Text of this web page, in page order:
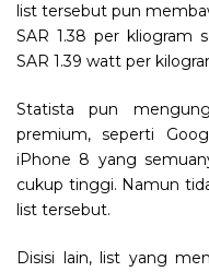
list tersebut pun
SAR 1.38 per kliogram
SAR 1.39 watt per
Statista pun
premium, seperti
iPhone 8 yang
cukup tinggi. Namun
list tersebut.
Disisi lain, list yang